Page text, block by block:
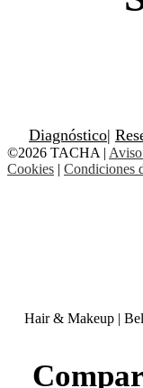
Diagnóstico|
©2026 TACHA |
Cookies | Condiciones
Hair & Makeup |